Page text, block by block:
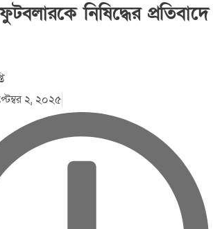
নিষিদ্ধের প্রতিবাদে
২, ২০২৫